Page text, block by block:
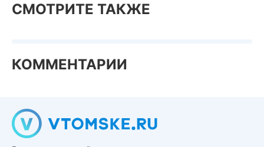
СМОТРИТЕ ТАКЖЕ
КОММЕНТАРИИ